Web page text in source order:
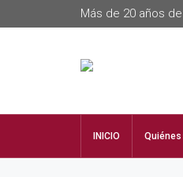
Más de 20 años
INICIO